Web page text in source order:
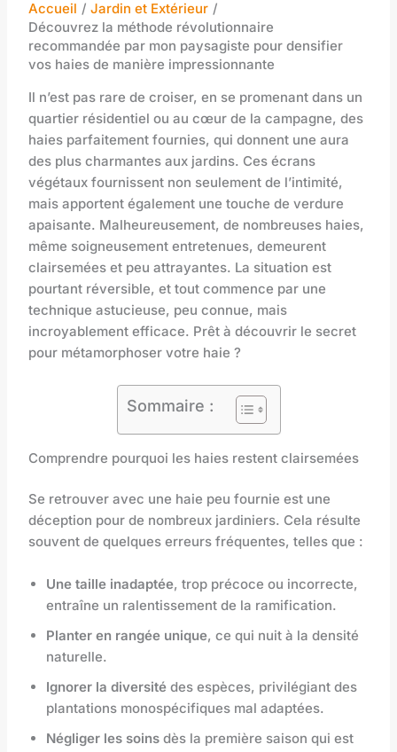
Accueil
Jardin et Extérieur
Découvrez la méthode révolutionnaire
recommandée par mon paysagiste pour densifier
vos haies de manière impressionnante
Il n’est pas rare de croiser, en se promenant dans un
quartier résidentiel ou au cœur de la campagne, des
haies parfaitement fournies, qui donnent une aura
des plus charmantes aux jardins. Ces écrans
végétaux fournissent non seulement de l’intimité,
mais apportent également une touche de verdure
apaisante. Malheureusement, de nombreuses haies,
même soigneusement entretenues, demeurent
clairsemées et peu attrayantes. La situation est
pourtant réversible, et tout commence par une
technique astucieuse, peu connue, mais
incroyablement efficace. Prêt à découvrir le secret
pour métamorphoser votre haie ?
Sommaire :
Comprendre pourquoi les haies restent clairsemées
Se retrouver avec une haie peu fournie est une
déception pour de nombreux jardiniers. Cela résulte
souvent de quelques erreurs fréquentes, telles que :
Une taille inadaptée, trop précoce ou incorrecte,
entraîne un ralentissement de la ramification.
Planter en rangée unique, ce qui nuit à la densité
naturelle.
Ignorer la diversité des espèces, privilégiant des
plantations monospécifiques mal adaptées.
Négliger les soins dès la première saison qui est